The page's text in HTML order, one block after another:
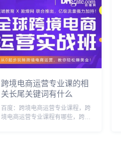
点到十一点之间）第三在网上
12315继续...
跨境电商运营专业课的相
关长尾关键词有什么
百度：跨境电商运营专业课程，跨
境电商运营专业课程有哪些，跨境